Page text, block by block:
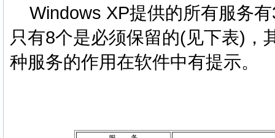
Windows XP提供的所有服务
只有8个是必须保留的(见下表)，
种服务的作用在软件中有提示。